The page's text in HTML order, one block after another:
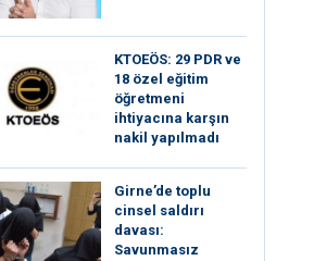
KTOEÖS: 29 PDR ve
18 özel eğitim
öğretmeni
ihtiyacına karşın
nakil yapılmadı
Girne’de toplu
cinsel saldırı
davası:
Savunmasız